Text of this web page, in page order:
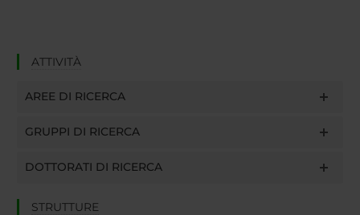
ATTIVITÀ
AREE DI RICERCA
GRUPPI DI RICERCA
DOTTORATI DI RICERCA
STRUTTURE